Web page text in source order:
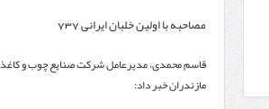
مصاحبه با اولین خلبان ایرانی 737
قاسم محمدی، مدیرعامل شرکت صنایع چوب و کاغذ
مازندران خبر داد: